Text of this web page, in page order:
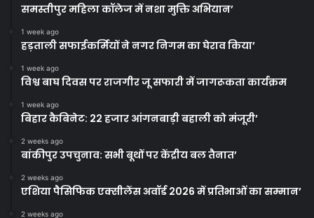
समस्तीपुर महिला कॉलेज में नशा मुक्ति अभियान’
1 week ago
हड़ताली सफाईकर्मियों ने नगर निगम का घेराव किया’
1 week ago
विश्व बाघ दिवस पर राजगीर जू सफारी में जागरूकता कार्यक्रम
1 week ago
बिहार कैबिनेट: 22 हजार आंगनबाड़ी बहाली को मंजूरी’
2 weeks ago
बांकीपुर उपचुनाव: सभी बूथों पर केंद्रीय बल तैनात’
2 weeks ago
एशिया पैसिफिक एक्सीलेंस अवॉर्ड 2026 में प्रतिभाओं का सम्मान’
2 weeks ago